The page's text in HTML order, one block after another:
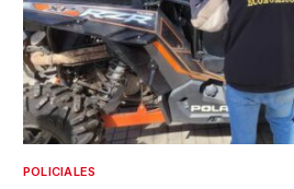
POLICIALES